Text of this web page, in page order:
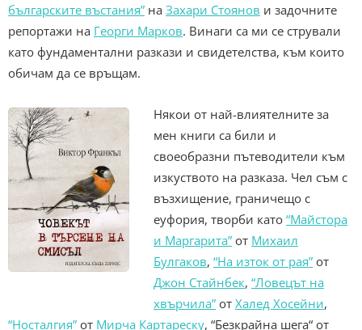
българските въстания” на Захари Стоянов и задочните
репортажи на Георги Марков. Винаги са ми се стрували
като фундаментални разкази и свидетелства, към които
обичам да се връщам.
Някои от най-влиятелните за
мен книги са били и
своеобразни пътеводители към
изкуството на разказа. Чел съм с
възхищение, граничещо с
еуфория, творби като “Майстора
и Маргарита” от Михаил
Булгаков, “На изток от рая” от
Джон Стайнбек, “Ловецът на
хвърчила” от Халед Хосейни,
“Носталгия” от Мирча Картареску, “Безкрайна шега“ от